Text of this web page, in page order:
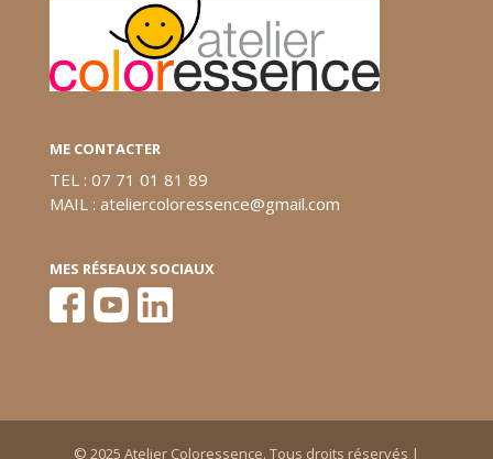
ME CONTACTER
TEL : 07 71 01 81 89
MAIL : ateliercoloressence@gmail.com
MES RÉSEAUX SOCIAUX
© 2025 Atelier Coloressence. Tous droits réservés |